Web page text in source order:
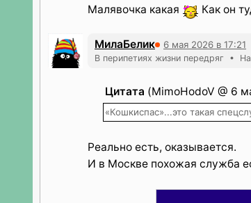
Малявочка какая Как он
МилаБелик 6 мая 2026 в 17:21
В перипетиях жизни передряг • На
Цитата (MimoHodoV @ 6
«Кошкиспас»...это такая
Реально есть, оказывается.
И в Москве похожая служба